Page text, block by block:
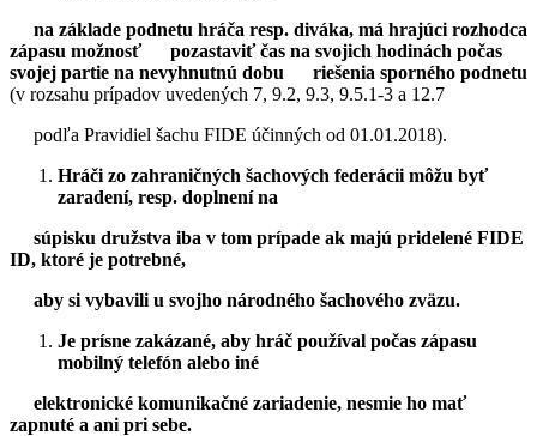
na základe podnetu hráča resp. diváka, má hrajúci rozhodca
zápasu možnosť pozastaviť čas na svojich hodinách počas
svojej partie na nevyhnutnú dobu riešenia sporného podnetu
(v rozsahu prípadov uvedených 7, 9.2, 9.3, 9.5.1-3 a 12.7
podľa Pravidiel šachu FIDE účinných od 01.01.2018).
Hráči zo zahraničných šachových federácii môžu byť
zaradení, resp. doplnení na
súpisku družstva iba v tom prípade ak majú pridelené FIDE
ID, ktoré je potrebné,
aby si vybavili u svojho národného šachového zväzu.
Je prísne zakázané, aby hráč používal počas zápasu
mobilný telefón alebo iné
elektronické komunikačné zariadenie, nesmie ho mať
zapnuté a ani pri sebe.